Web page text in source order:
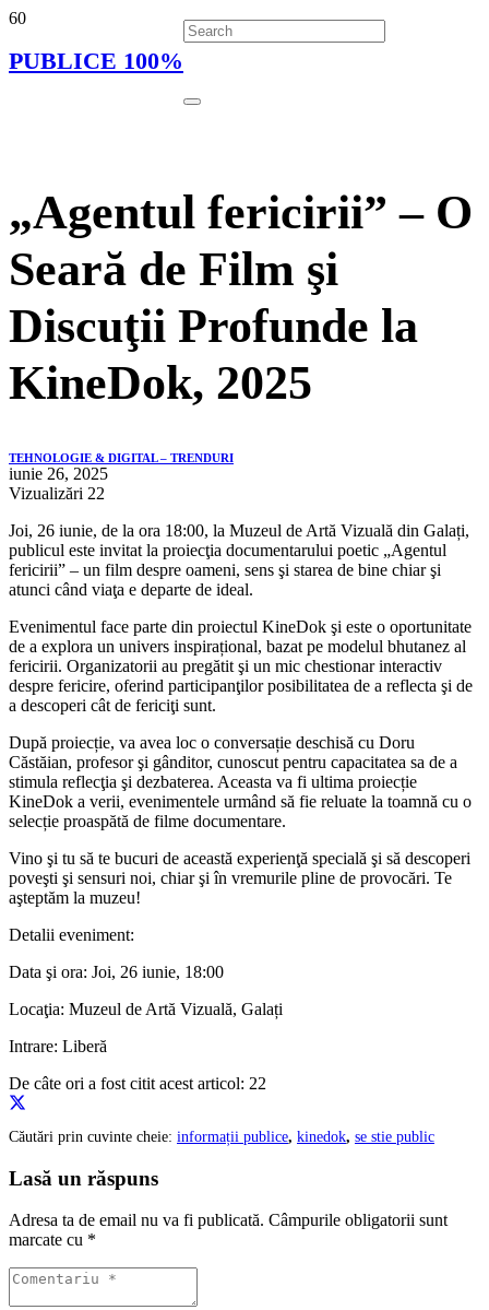
PUBLICE 100%
„Agentul fericirii” – O
Seară de Film şi
Discuţii Profunde la
KineDok, 2025
TEHNOLOGIE & DIGITAL – TRENDURI
iunie 26, 2025
Vizualizări 22
Joi, 26 iunie, de la ora 18:00, la Muzeul de Artă Vizuală din Galați,
publicul este invitat la proiecţia documentarului poetic „Agentul
fericirii” – un film despre oameni, sens şi starea de bine chiar şi
atunci când viaţa e departe de ideal.
Evenimentul face parte din proiectul KineDok şi este o oportunitate
de a explora un univers inspirațional, bazat pe modelul bhutanez al
fericirii. Organizatorii au pregătit şi un mic chestionar interactiv
despre fericire, oferind participanţilor posibilitatea de a reflecta şi de
a descoperi cât de fericiţi sunt.
După proiecție, va avea loc o conversație deschisă cu Doru
Căstăian, profesor şi gânditor, cunoscut pentru capacitatea sa de a
stimula reflecţia şi dezbaterea. Aceasta va fi ultima proiecție
KineDok a verii, evenimentele urmând să fie reluate la toamnă cu o
selecție proaspătă de filme documentare.
Vino şi tu să te bucuri de această experienţă specială şi să descoperi
poveşti şi sensuri noi, chiar şi în vremurile pline de provocări. Te
aşteptăm la muzeu!
Detalii eveniment:
Data şi ora: Joi, 26 iunie, 18:00
Locaţia: Muzeul de Artă Vizuală, Galați
Intrare: Liberă
De câte ori a fost citit acest articol: 22
Căutări prin cuvinte cheie: informații publice, kinedok, se stie public
Lasă un răspuns
Adresa ta de email nu va fi publicată. Câmpurile obligatorii sunt
marcate cu *